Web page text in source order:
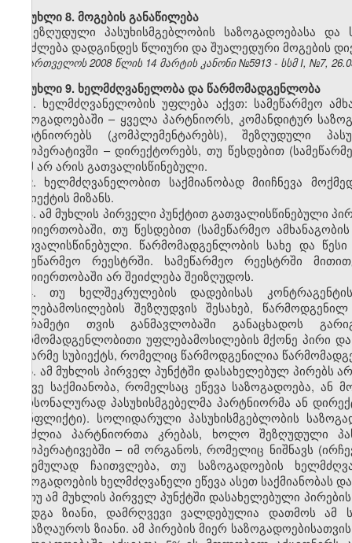
მუხლი 8. მოგების განაწილება
შეზღუდული პასუხისმგებლობის საზოგადოებასა
შეიძლება დადგინდეს წლიური და შუალედური მოგების
საქართველოს 2008 წლის 14 მარტის კანონი №5913 - სსმ I, №7,
მუხლი 9. ხელმძღვანელობა და წარმომადგენლობა
1. ხელმძღვანელობის უფლება აქვთ: სამეწარმეო
საზოგადოებაში – ყველა პარტნიორს, კომანდიტურ
პარტნიორებს (კომპლემენტარებს), შეზღუდული
კოოპერატივში – დირექტორებს, თუ წესდებით
რამ არ არის გათვალისწინებული.
2. ხელმძღვანელობით საქმიანობად მიიჩნევა
სუბიექტის მიზანს.
3. ამ მუხლის პირველი პუნქტით გათვალისწინებული
ურთიერთობაში, თუ წესდებით (სამეწარმეო
გათვალისწინებული. წარმომადგენლობის სახე და
სამეწარმეო რეესტრში. სამეწარმეო რეესტრში
ურთიერთობაში არ შეიძლება შეიზღუდოს.
4. თუ ხელშეკრულების დადებისას
უფლებამოსილების შეზღუდვის შესახებ,
თვრამეტი თვის განმავლობაში განაცხადოს
წარმომადგენლობითი უფლებამოსილების მქონე პირი
მეწარმე სუბიექტს, რომელიც წარმოდგენილია
5. ამ მუხლის პირველ პუნქტში დასახელებულ პირებს
იგივე საქმიანობა, რომელსაც ეწევა საზოგადოება,
პერსონალურად პასუხისმგებელმა პარტნიორმა ან
კონფლიქტი). სოლიდარული პასუხისმგებლობის
შეუძლია პარტნიორთა კრებას, ხოლო შეზღუდული
კოოპერატივებში – იმ ორგანოს, რომელიც ნიშნავს
მიცემულად ჩაითვლება, თუ საზოგადოების
საზოგადოების ხელმძღვანელი ეწევა ასეთ საქმიანობას
თუ ამ მუხლის პირველ პუნქტში დასახელებული
მიადგა ზიანი, დამრღვევი ვალდებულია დათმოს
აანაზღაუროს ზიანი. ამ პირების მიერ